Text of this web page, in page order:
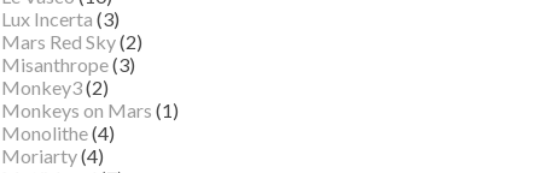
Lux Incerta (3)
Mars Red Sky(2)
Misanthrope(3)
Monkey3(2)
Monkeys on Mars (1)
Monolithe(4)
Moriarty(4)